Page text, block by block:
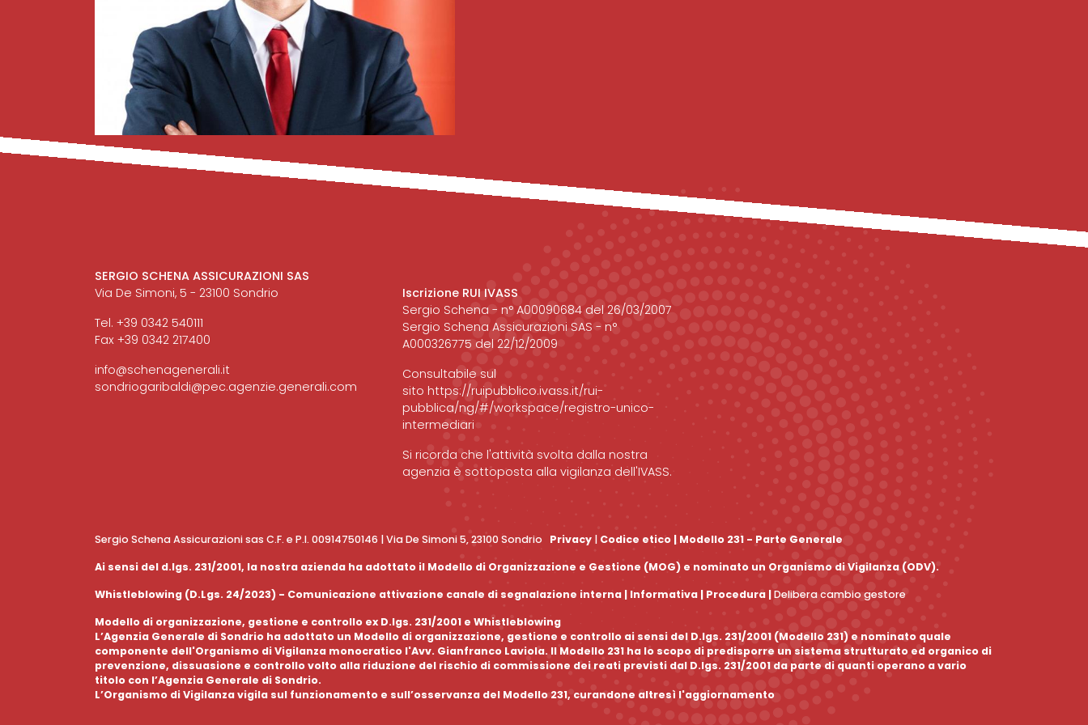
SERGIO SCHENA ASSICURAZIONI SAS
Via De Simoni, 5 - 23100 Sondrio
Tel. +39 0342 540111
Fax +39 0342 217400
info@schenagenerali.it
sondriogaribaldi@pec.agenzie.generali.com
Iscrizione RUI IVASS
Sergio Schena - n° A00090684 del 26/03/2007
Sergio Schena Assicurazioni SAS - n°
A000326775 del 22/12/2009
Consultabile sul
sito https://ruipubblico.ivass.it/rui-
pubblica/ng/#/workspace/registro-unico-
intermediari
Si ricorda che l'attività svolta dalla nostra
agenzia è sottoposta alla vigilanza dell'IVASS.
Sergio Schena Assicurazioni sas C.F. e P.I. 00914750146 | Via De Simoni 5, 23100 Sondrio Privacy | Codice etico | Modello 231 - Parte Generale
Ai sensi del d.lgs. 231/2001, la nostra azienda ha adottato il Modello di Organizzazione e Gestione (MOG) e nominato un Organismo di Vigilanza (ODV).
Whistleblowing (D.Lgs. 24/2023) - Comunicazione attivazione canale di segnalazione interna | Informativa | Procedura |Delibera cambio gestore
Modello di organizzazione, gestione e controllo ex D.lgs. 231/2001 e Whistleblowing
L’Agenzia Generale di Sondrio ha adottato un Modello di organizzazione, gestione e controllo ai sensi del D.lgs. 231/2001 (Modello 231) e nominato quale
componente dell'Organismo di Vigilanza monocratico l'Avv. Gianfranco Laviola. Il Modello 231 ha lo scopo di predisporre un sistema strutturato ed organico di
prevenzione, dissuasione e controllo volto alla riduzione del rischio di commissione dei reati previsti dal D.lgs. 231/2001 da parte di quanti operano a vario
titolo con l’Agenzia Generale di Sondrio.
L’Organismo di Vigilanza vigila sul funzionamento e sull’osservanza del Modello 231, curandone altresì l'aggiornamento